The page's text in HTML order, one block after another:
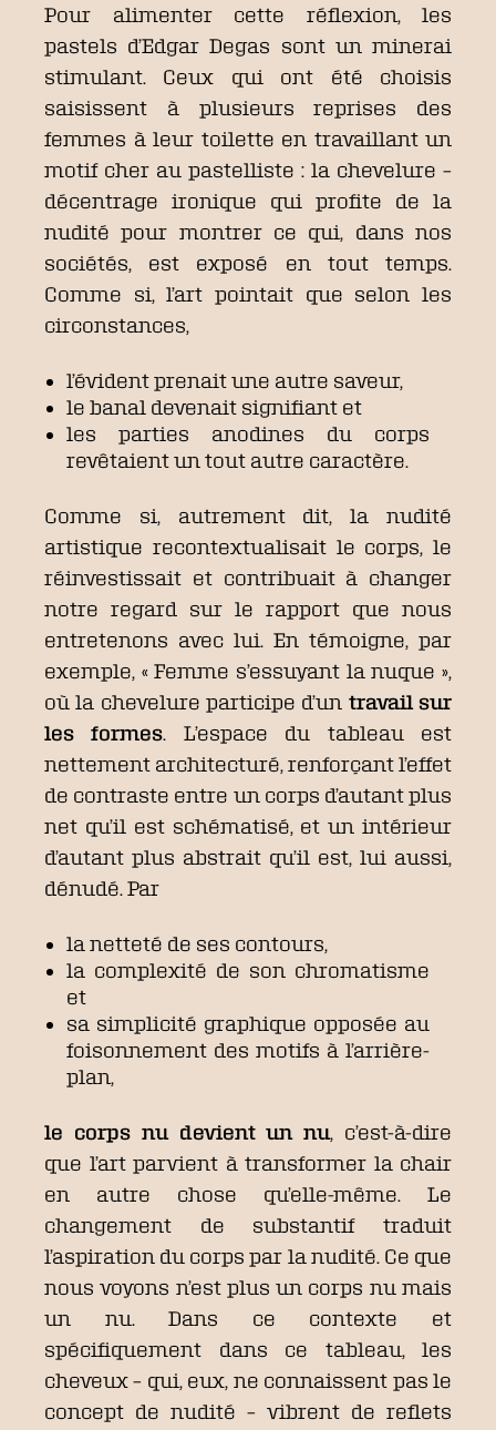
Pour alimenter cette réflexion, les
pastels d’Edgar Degas sont un minerai
stimulant. Ceux qui ont été choisis
saisissent à plusieurs reprises des
femmes à leur toilette en travaillant un
motif cher au pastelliste : la chevelure –
décentrage ironique qui profite de la
nudité pour montrer ce qui, dans nos
sociétés, est exposé en tout temps.
Comme si, l’art pointait que selon les
circonstances,
l’évident prenait une autre saveur,
le banal devenait signifiant et
les parties anodines du corps
revêtaient un tout autre caractère.
Comme si, autrement dit, la nudité
artistique recontextualisait le corps, le
réinvestissait et contribuait à changer
notre regard sur le rapport que nous
entretenons avec lui. En témoigne, par
exemple, « Femme s’essuyant la nuque »,
où la chevelure participe d’un travail sur
les formes. L’espace du tableau est
nettement architecturé, renforçant l’effet
de contraste entre un corps d’autant plus
net qu’il est schématisé, et un intérieur
d’autant plus abstrait qu’il est, lui aussi,
dénudé. Par
la netteté de ses contours,
la complexité de son chromatisme
et
sa simplicité graphique opposée au
foisonnement des motifs à l’arrière-
plan,
le corps nu devient un nu, c’est-à-dire
que l’art parvient à transformer la chair
en autre chose qu’elle-même. Le
changement de substantif traduit
l’aspiration du corps par la nudité. Ce que
nous voyons n’est plus un corps nu mais
un nu. Dans ce contexte et
spécifiquement dans ce tableau, les
cheveux – qui, eux, ne connaissent pas le
concept de nudité – vibrent de reflets